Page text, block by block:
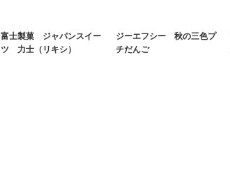
富士製菓 ジャパンスイー
ツ 力士（リキシ）
ジーエフシー 秋の三色プ
チだんご